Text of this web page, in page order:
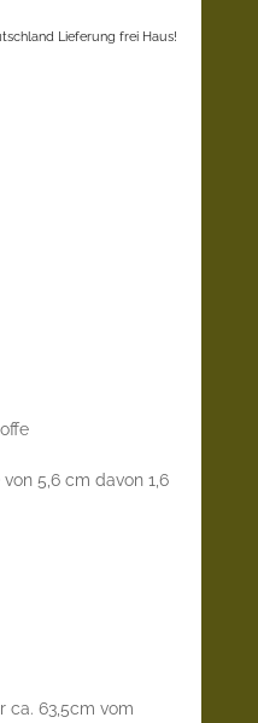
Lieferung frei Haus!
5,6 cm davon 1,6
ca. 63,5cm vom